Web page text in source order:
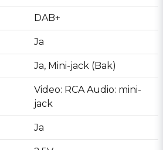
DAB+
Ja
Ja, Mini-jack (Bak)
Video: RCA Audio: mini-
jack
Ja